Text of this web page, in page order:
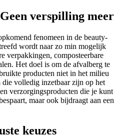
verspilling meer
fenomeen in de beauty-
wordt naar zo min mogelijk
verpakkingen, composteerbare
Het doel is om de afvalberg te
producten niet in het milieu
volledig inzetbaar zijn op het
verzorgingsproducten die je kunt
maar ook bijdraagt aan een
keuzes